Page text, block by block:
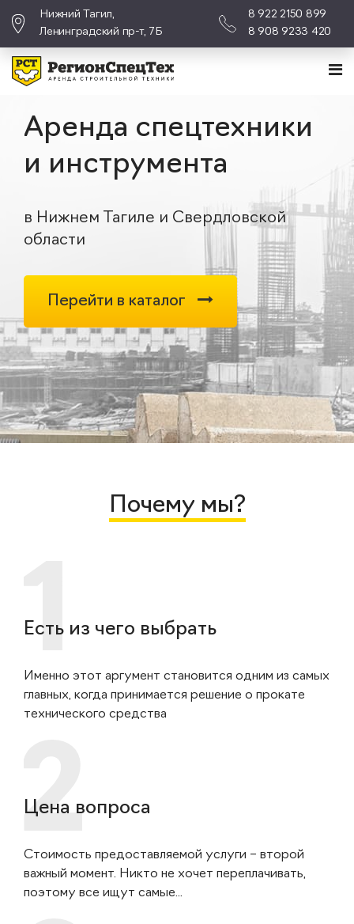
Нижний Тагил,
Ленинградский пр-т, 7Б
8 922 2150 899
8 908 9233 420
Аренда спецтехники
и инструмента
в Нижнем Тагиле и Свердловской
области
Перейти в каталог
Почему мы?
Есть из чего выбрать
Именно этот аргумент становится одним из самых
главных, когда принимается решение о прокате
технического средства
Цена вопроса
Стоимость предоставляемой услуги – второй
важный момент. Никто не хочет переплачивать,
поэтому все ищут самые...